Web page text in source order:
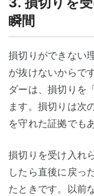
瞬間
損切りができない
が抜けないからで
ダーは、損切りを
ます。損切りは次
を守れた証拠でも
損切りを受け入れ
したら直後に戻っ
たときです。以前